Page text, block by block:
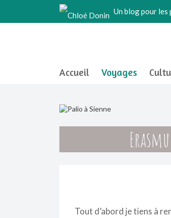
Un blog pour les
Accueil Voyages
Tout d’abord je tiens à